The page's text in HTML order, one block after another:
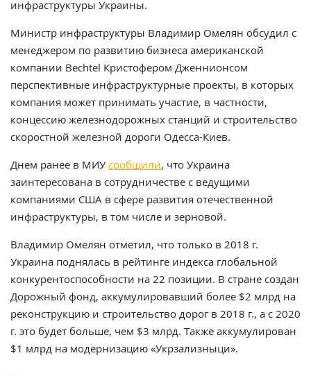
инфраструктуры Украины.
Министр инфраструктуры Владимир Омелян обсудил с
менеджером по развитию бизнеса американской
компании Bechtel Кристофером Дженнионсом
перспективные инфраструктурные проекты, в которых
компания может принимать участие, в частности,
концессию железнодорожных станций и строительство
скоростной железной дороги Одесса-Киев.
Днем ранее в МИУ сообщили, что Украина
заинтересована в сотрудничестве с ведущими
компаниями США в сфере развития отечественной
инфраструктуры, в том числе и зерновой.
Владимир Омелян отметил, что только в 2018 г.
Украина поднялась в рейтинге индекса глобальной
конкурентоспособности на 22 позиции. В стране создан
Дорожный фонд, аккумулировавший более $2 млрд на
реконструкцию и строительство дорог в 2018 г., а с 2020
г. это будет больше, чем $3 млрд. Также аккумулирован
$1 млрд на модернизацию «Укрзализныци».